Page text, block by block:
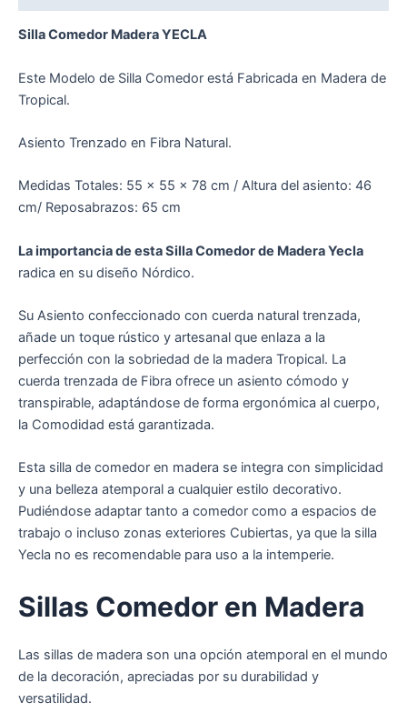
Silla Comedor Madera YECLA
Este Modelo de Silla Comedor está Fabricada en Madera de
Tropical.
Asiento Trenzado en Fibra Natural.
Medidas Totales: 55 x 55 x 78 cm / Altura del asiento: 46
cm/ Reposabrazos: 65 cm
La importancia de esta Silla Comedor de Madera Yecla
radica en su diseño Nórdico.
Su Asiento confeccionado con cuerda natural trenzada,
añade un toque rústico y artesanal que enlaza a la
perfección con la sobriedad de la madera Tropical. La
cuerda trenzada de Fibra ofrece un asiento cómodo y
transpirable, adaptándose de forma ergonómica al cuerpo,
la Comodidad está garantizada.
Esta silla de comedor en madera se integra con simplicidad
y una belleza atemporal a cualquier estilo decorativo.
Pudiéndose adaptar tanto a comedor como a espacios de
trabajo o incluso zonas exteriores Cubiertas, ya que la silla
Yecla no es recomendable para uso a la intemperie.
Sillas Comedor en Madera
Las sillas de madera son una opción atemporal en el mundo
de la decoración, apreciadas por su durabilidad y
versatilidad.